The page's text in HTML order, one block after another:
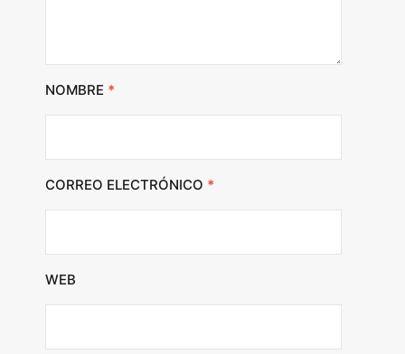
NOMBRE *
CORREO ELECTRÓNICO *
WEB